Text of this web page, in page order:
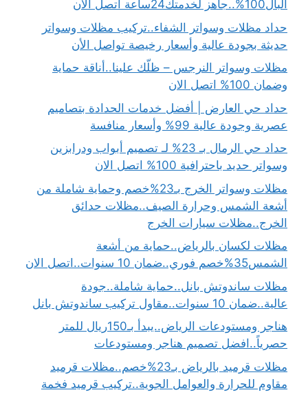
البال100%..جاهز لخدمتك24ساعة اتصل الان
حداد مظلات وسواتر الشفاء..تركيب مظلات وسواتر
حديثة بجودة عالية وأسعار رخيصة تواصل الأن
مظلات وسواتر النرجس – ظلّك علينا..أناقة حماية
وضمان 100% اتصل الان
حداد حي العارض | أفضل خدمات الحدادة بتصاميم
عصرية وجودة عالية 99% وأسعار منافسة
حداد حي الرمال بـ 23% لـ تصميم أبواب ودرابزين
وسواتر حديد باحترافية 100% اتصل الان
مظلات وسواتر الخرج بـ23%خصم وحماية شاملة من
أشعة الشمس وحرارة الصيف..مظلات حدائق
الخرج..مظلات سيارات الخرج
مظلات لكسان بالرياض..حماية من أشعة
الشمس35%خصم فوري..ضمان 10 سنوات..اتصل الان
مظلات ساندوتش بانل..حماية شاملة..جودة
عالية..ضمان 10 سنوات..مقاول تركيب ساندوتش بانل
هناجر ومستودعات الرياض..يبدأ بـ150ريال للمتر
حصرياً..افضل تصميم هناجر ومستودعات
مظلات قرميد بالرياض بـ23%خصم..مظلات قرميد
مقاوم للحرارة والعوامل الجوية..تركيب قرميد فخمة